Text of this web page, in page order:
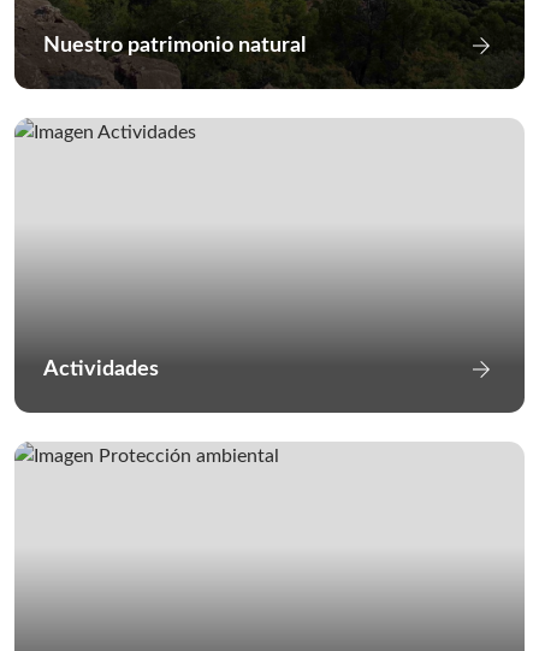
Nuestro patrimonio natural Ir a
arrow_forward
Actividades Ir a
arrow_forward